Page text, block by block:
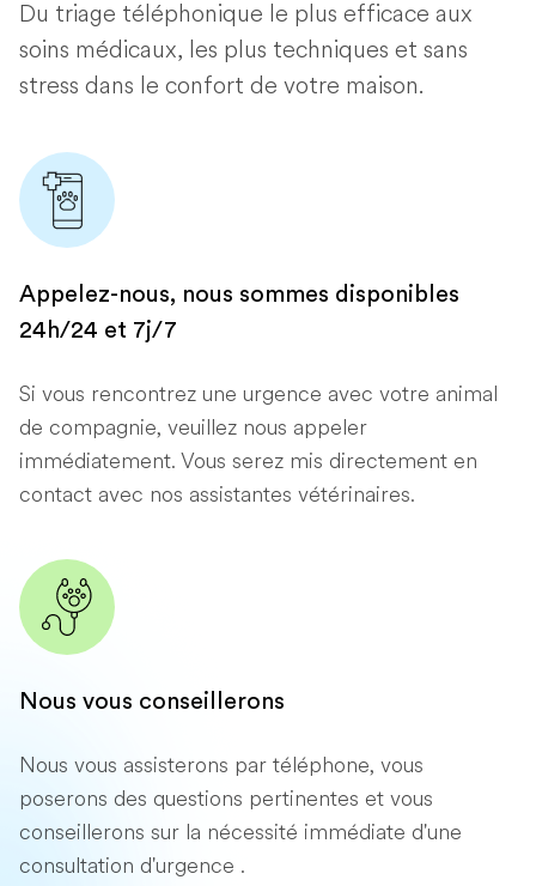
Du triage téléphonique le plus efficace aux
soins médicaux, les plus techniques et sans
stress dans le confort de votre maison.
Appelez-nous, nous sommes disponibles
24h/24 et 7j/7
Si vous rencontrez une urgence avec votre animal
de compagnie, veuillez nous appeler
immédiatement. Vous serez mis directement en
contact avec nos assistantes vétérinaires.
Nous vous conseillerons
Nous vous assisterons par téléphone, vous
poserons des questions pertinentes et vous
conseillerons sur la nécessité immédiate d'une
consultation d'urgence .